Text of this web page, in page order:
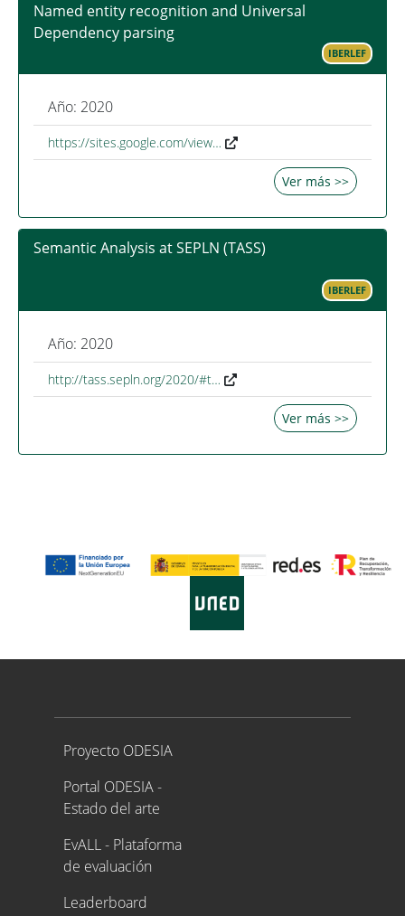
Named entity recognition and Universal
Dependency parsing
IBERLEF
Año: 2020
https://sites.google.com/view…
Ver más >>
Semantic Analysis at SEPLN (TASS)
IBERLEF
Año: 2020
http://tass.sepln.org/2020/#t…
Ver más >>
Proyecto ODESIA
Proyecto ODESIA
Portal ODESIA -
Estado del arte
EvALL - Plataforma
de evaluación
Leaderboard